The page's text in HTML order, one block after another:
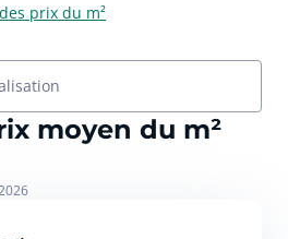
prix du m²
moyen du m²